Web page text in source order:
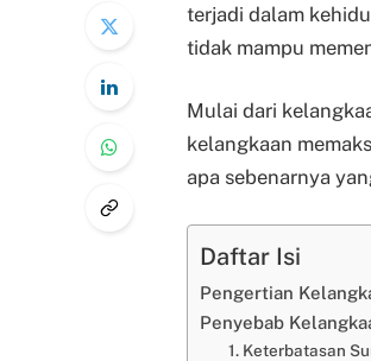
terjadi dalam
tidak mampu
Mulai dari
kelangkaan
apa sebenarnya
Daftar Isi
Pengertian
Penyebab
1. Keterbatasan